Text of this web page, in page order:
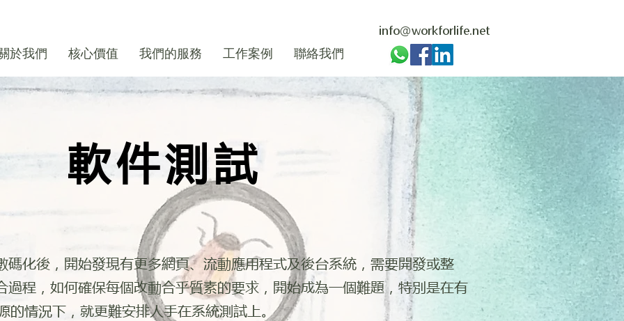
於我們 核心價值 我們的服務 工作案例 聯絡我們
info@workforlife.net
軟件測試
碼化後，開始發現有更多網頁、流動應用程式及後台系統，需要開發或整
過程，如何確保每個改動合乎質素的要求，開始成為一個難題，特別是在有
的情況下，就更難安排人手在系統測試上。